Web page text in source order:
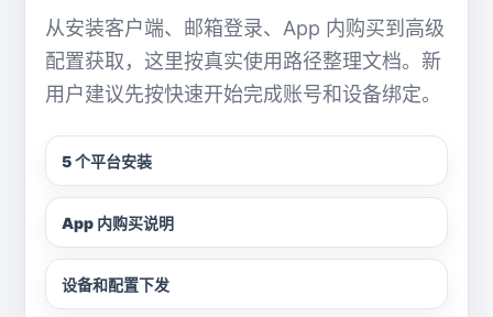
从安装客户端、邮箱登录、App 内购买到高级
配置获取，这里按真实使用路径整理文档。新
用户建议先按快速开始完成账号和设备绑定。
5 个平台安装
App 内购买说明
设备和配置下发